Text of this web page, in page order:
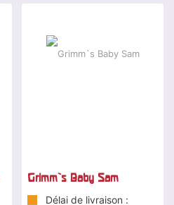
Grimm`s Baby Sam
Délai de livraison :